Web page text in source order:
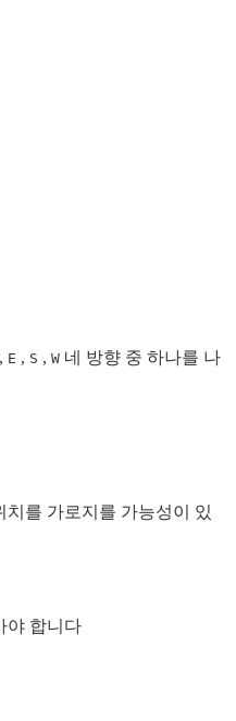
, E , S , W 네 방향 중 하나를 나
를 가로지를 가능성이 있
야 합니다